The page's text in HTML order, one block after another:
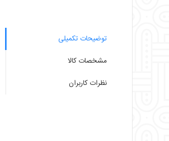
توضیحات تکمیلی
مشخصات کالا
نظرات کاربران